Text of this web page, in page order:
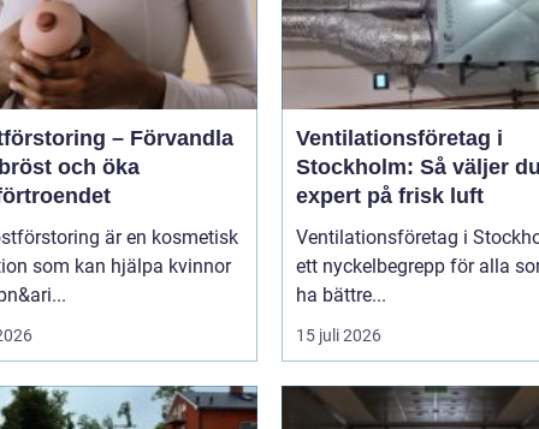
– Förvandla
och öka
är en kosmetisk
som kan hjälpa kvinnor
Ventilationsföretag i
Stockholm: Så väljer
expert på frisk luft
Ventilationsföretag i
ett nyckelbegrepp för alla
ha bättre...
15 juli 2026